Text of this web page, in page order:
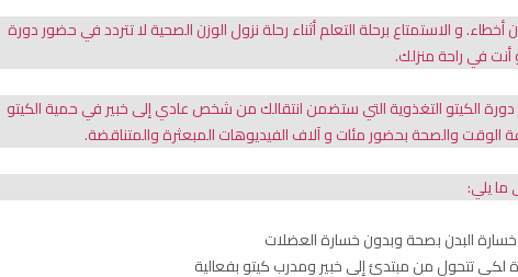
و الاستمتاع برحلة التعلم أثناء رحلة نزول الوزن الصحية لا تتردد في حضور دورة
أنت في راحة منزلك.
الكيتو التغذوية التي ستضمن انتقالك من شخص عادي إلى خبير في حمية الكيتو
الوقت والصحة بحضور مئات و آلاف الفيديوهات المبعثرة والمتناقضة.
يلي:
البدن بصحة وبدون خسارة العضلات
تتحول من مبتدئ إلى خبير ومدرب كيتو بفعالية